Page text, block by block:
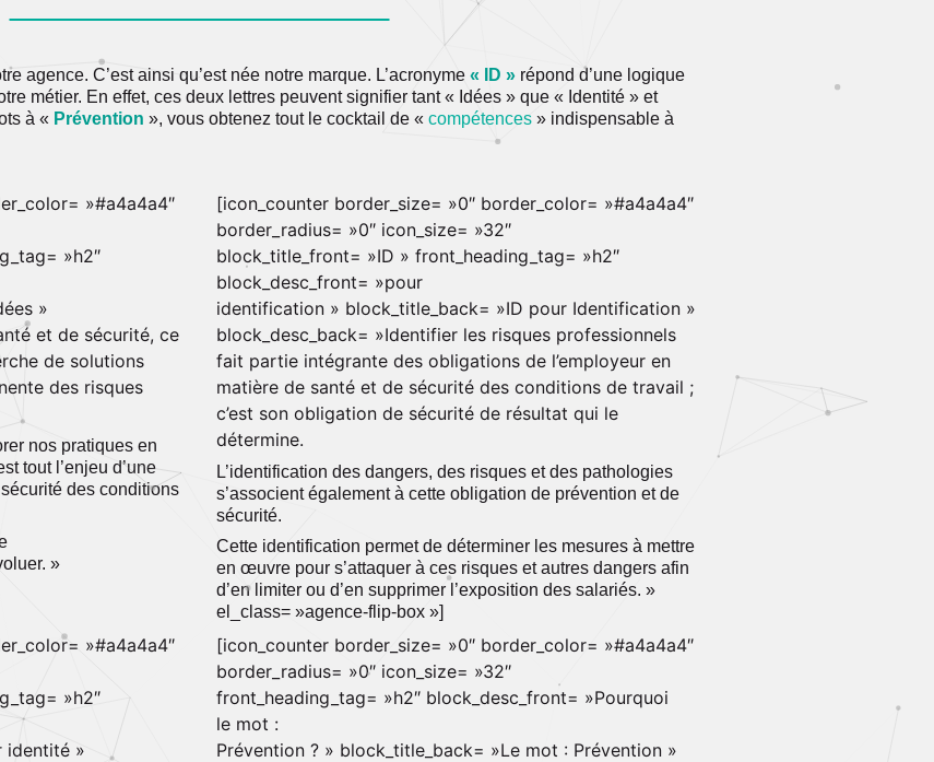
agence. C’est ainsi qu’est née notre marque. L’acronyme « ID » répond d’une logique
métier. En effet, ces deux lettres peuvent signifier tant « Idées » que « Identité » et
à « Prévention », vous obtenez tout le cocktail de « compétences » indispensable à
»#a4a4a4″
»h2″
»
et de sécurité, ce
de solutions
des risques
nos pratiques en
tout l’enjeu d’une
des conditions
»
[icon_counter border_size= »0″ border_color= »#a4a4a4″
border_radius= »0″ icon_size= »32″
block_title_front= »ID » front_heading_tag= »h2″
block_desc_front= »pour
identification » block_title_back= »ID pour Identification »
block_desc_back= »Identifier les risques professionnels
fait partie intégrante des obligations de l’employeur en
matière de santé et de sécurité des conditions de travail ;
c’est son obligation de sécurité de résultat qui le
détermine.
L’identification des dangers, des risques et des pathologies
s’associent également à cette obligation de prévention et de
sécurité.
Cette identification permet de déterminer les mesures à mettre
en œuvre pour s’attaquer à ces risques et autres dangers afin
d’en limiter ou d’en supprimer l’exposition des salariés. »
el_class= »agence-flip-box »]
»#a4a4a4″
»h2″
identité »
[icon_counter border_size= »0″ border_color= »#a4a4a4″
border_radius= »0″ icon_size= »32″
front_heading_tag= »h2″ block_desc_front= »Pourquoi
le mot :
Prévention ? » block_title_back= »Le mot : Prévention »